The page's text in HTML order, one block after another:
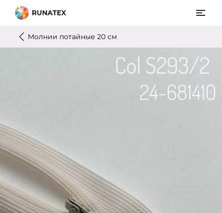
Молнии потайные 20 см